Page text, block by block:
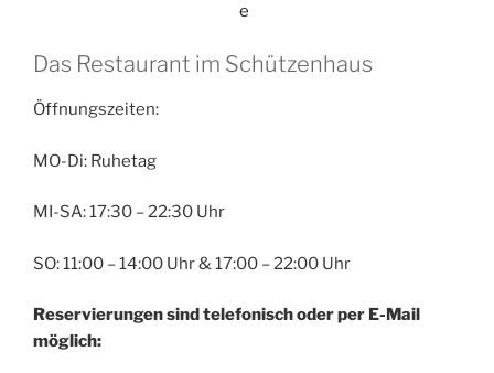
e
Das Restaurant im Schützenhaus
Öffnungszeiten:
MO-Di: Ruhetag
MI-SA: 17:30 – 22:30 Uhr
SO: 11:00 – 14:00 Uhr & 17:00 – 22:00 Uhr
Reservierungen sind telefonisch oder per E-Mail
möglich: